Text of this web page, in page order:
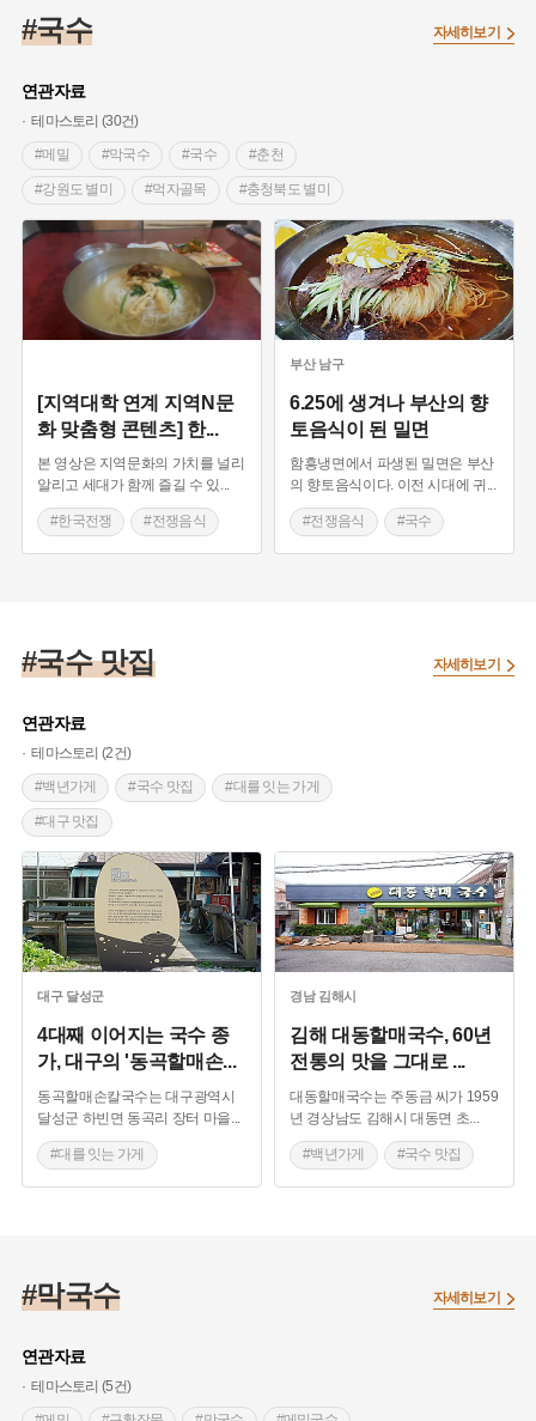
#춘천막국수
#국수
연관자료
테마스토리 (30건)
#메밀
#막국수 #국수 #춘천
#강원도 별미 #먹자골목 #충청북도 별미
#옥천 가볼만한곳 #제천 #제천 가볼만한곳
#칼국수 #바지락 #경기도 별미 #전쟁음식
#시장음식 #부산 별미 #부산시장 #여름별미
#대구 별미 #서민음식 #구황작물
#강화 향토음식
#인천 맛집 #강화 가볼만한곳 #메밀국수
#인천 별미 #제주도 별미 #제주 가볼만한곳
#서귀포 향토음식 #부산 가볼만한곳 #회갑
#꿩고기 #분식 #안동 향토음식
#밀가루 #구포국수
#담양 #시장
#생선국수 #향토음식 #메밀막국수 #춘천시
#함흥냉면
#국수틀 #식생활용품 #부산별미
#부산가볼만한곳
자세히보기
[지역대학 연계 지역N문
화 맞춤형 콘텐츠] 한...
본 영상은 지역문화의 가치를 널리
알리고 세대가 함께 즐길 수 있 ...
#한국전쟁 #전쟁음식
#밀가루 #구포국수
#회복
부산 남구
6.25에 생겨나 부산의 향
토음식이 된 밀면
함흥냉면에서 파생된 밀면은 부산
의 향토음식이다. 이전 시대에 귀 ...
#전쟁음식 #국수
#시장음식 #부산 별미
#국수 맛집
연관자료
테마스토리 (2건)
#백년가게
#국수 맛집 #대를 잇는 가게
#대구 맛집
자세히보기
대구 달성군
4대째 이어지는 국수 종
가, 대구의 '동곡할매손...
동곡할매손칼국수는 대구광역시
달성군 하빈면 동곡리 장터 마을...
#대를 잇는 가게
#국수 맛집 #대구 맛집
경남 김해시
김해 대동할매국수, 60년
전통의 맛을 그대로 ...
대동할매국수는 주동금 씨가 1959
년 경상남도 김해시 대동면 초...
#백년가게 #국수 맛집
#막국수
연관자료
테마스토리 (5건)
자세히보기